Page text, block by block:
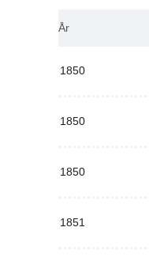
År
1850
1850
1850
1851